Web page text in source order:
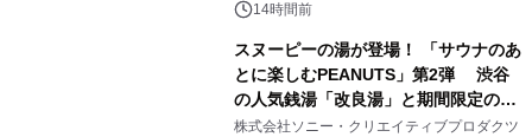
スの2施設で
14時間前
スヌーピーの湯が登場！ 「サウナのあ
とに楽しむPEANUTS」第2弾 渋谷
の人気銭湯「改良湯」と期間限定のコ
ラボレーション サウナイキタイコラ
株式会社ソニー・クリエイティブプロダクツ